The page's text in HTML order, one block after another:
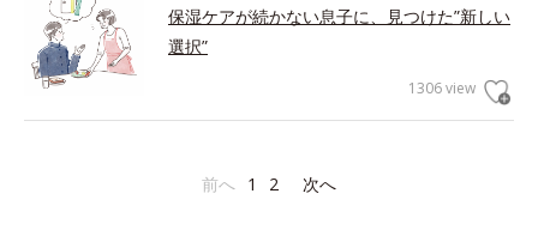
保湿ケアが続かない息子に、見つけた”新しい
選択”
1306 view
前へ 1 2 次へ